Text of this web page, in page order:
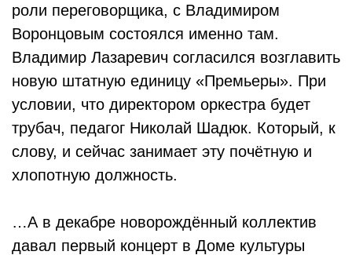
роли переговорщика, с Владимиром
Воронцовым состоялся именно там.
Владимир Лазаревич согласился возглавить
новую штатную единицу «Премьеры». При
условии, что директором оркестра будет
трубач, педагог Николай Шадюк. Который, к
слову, и сейчас занимает эту почётную и
хлопотную должность.
…А в декабре новорождённый коллектив
давал первый концерт в Доме культуры